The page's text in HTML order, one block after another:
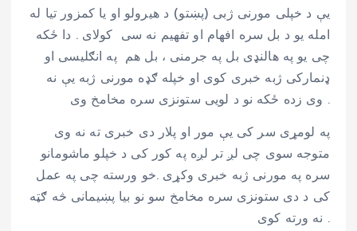
یې د خپلی مورنی ژبی (پښتو) د هیرولو او یا کمزور تیا له
امله یو د بل سره افهام او تفهیم نه سی کولای . دا ځکه
چی یو په هالنډی بل په جرمنی ، بل هم په انګلیسی او
ډنمارکی ژبه خبری کوی او خپله ګډه مورنی ژبه یې نه
وی زده ځکه نو د لویی ستونزی سره مخامخ وی .
په لومړی سر کی یې مور او پلار دی خبری ته نه وی
متوجه سوی چی لږ تر لږه په کور کی د خپلو ماشومانو
سره په مورنی ژبه خبری وکړی .خو ورسته چی په عمل
کی د دی ستونزی سره مخامخ سو نو بیا پښیمانی څه ګټه
نه ورته کوی .